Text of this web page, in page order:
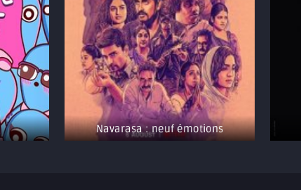
Navarasa : neuf émotions